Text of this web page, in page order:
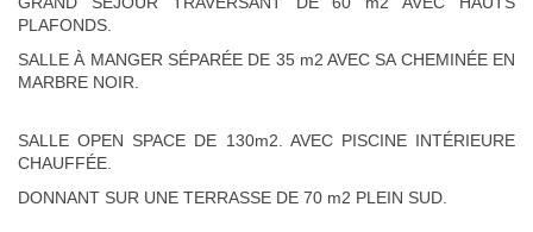
PLAFONDS.
SALLE À MANGER SÉPARÉE DE 35 m2 AVEC SA CHEMINÉE EN
MARBRE NOIR.
SALLE OPEN SPACE DE 130m2. AVEC PISCINE INTÉRIEURE
CHAUFFÉE.
DONNANT SUR UNE TERRASSE DE 70 m2 PLEIN SUD.